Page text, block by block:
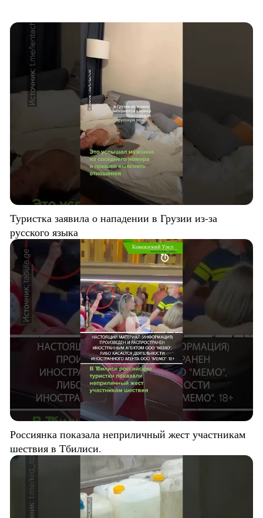
Туристка заявила о нападении в Грузии из-за
русского языка
Россиянка показала неприличный жест участникам
шествия в Тбилиси.